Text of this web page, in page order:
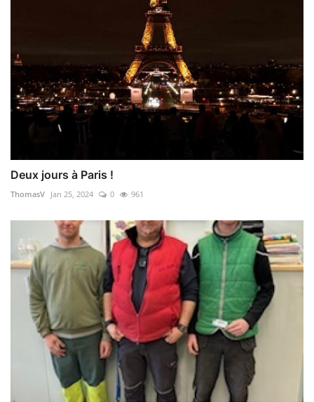
Deux jours à Paris !
ThomasV Jan 25, 2024 0 961